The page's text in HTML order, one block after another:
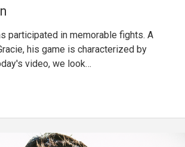
participated in memorable fights. A
his game is characterized by
video, we look…